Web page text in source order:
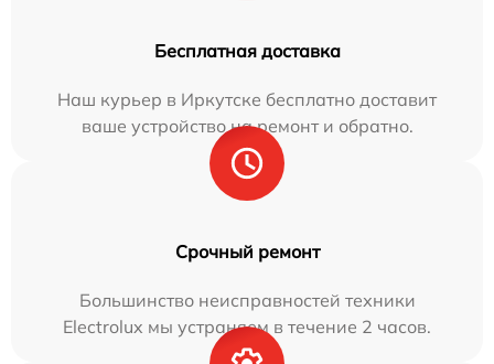
Бесплатная доставка
Наш курьер в Иркутске бесплатно доставит
ваше устройство на ремонт и обратно.
Срочный ремонт
Большинство неисправностей техники
Electrolux мы устраняем в течение 2 часов.